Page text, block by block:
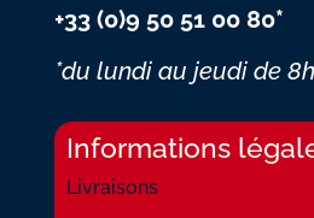
+33 (0)9 50 51 00 80*
*du lundi au jeudi de
Informations
Livraisons